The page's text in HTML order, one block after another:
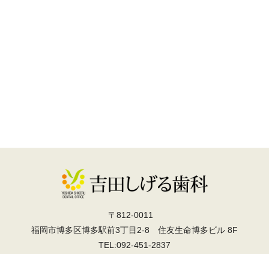
〒812-0011
福岡市博多区博多駅前3丁目2-8 住友生命博多ビル 8F
TEL:092-451-2837